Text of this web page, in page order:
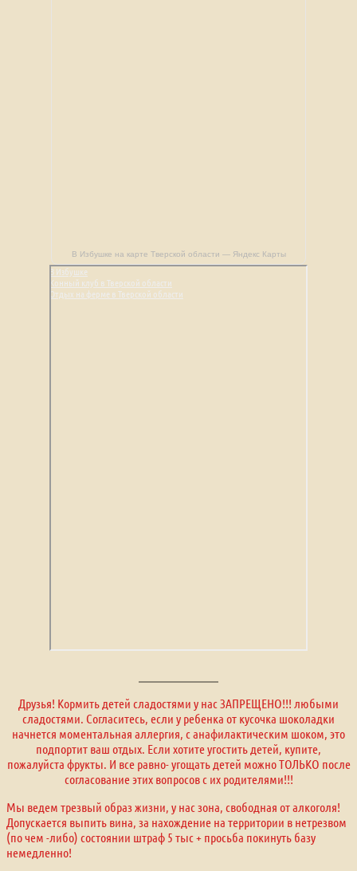
В Избушке на карте Тверской области — Яндекс Карты
В Избушке
Конный клуб в Тверской области
Отдых на ферме в Тверской области
Друзья! Кормить детей сладостями у нас ЗАПРЕЩЕНО!!! любыми
сладостями. Согласитесь, если у ребенка от кусочка шоколадки
начнется моментальная аллергия, с анафилактическим шоком, это
подпортит ваш отдых. Если хотите угостить детей, купите,
пожалуйста фрукты. И все равно- угощать детей можно ТОЛЬКО после
согласование этих вопросов с их родителями!!!
Мы ведем трезвый образ жизни, у нас зона, свободная от алкоголя!
Допускается выпить вина, за нахождение на территории в нетрезвом
(по чем -либо) состоянии штраф 5 тыс + просьба покинуть базу
немедленно!